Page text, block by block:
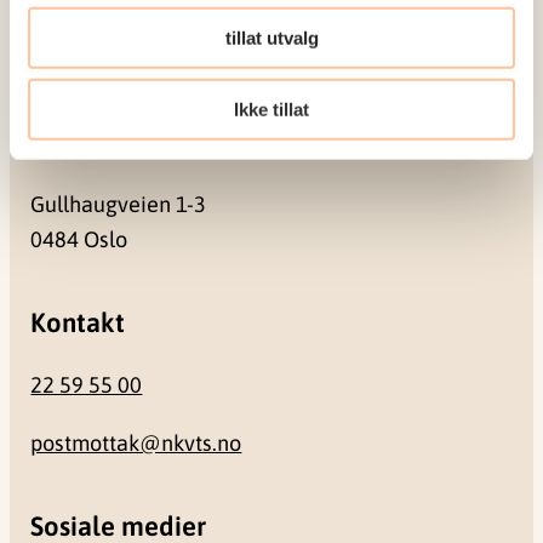
tillat utvalg
Ikke tillat
Besøksadresse
Gullhaugveien 1-3
0484 Oslo
Kontakt
22 59 55 00
postmottak@nkvts.no
Sosiale medier